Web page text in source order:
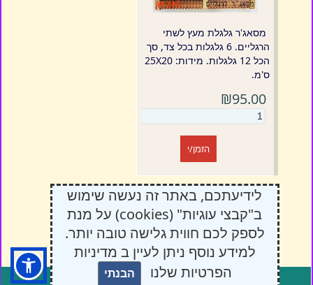
מסאג'ר גלגלת מעץ לשתי
הרגליים. 6 גלגלות בכל צד, סך
הכל 12 גלגלות. מידות: 25X20
ס'מ.
₪95.00
הזמן/י
מקום להתמהמה בו...
לידיעתכם, באתר זה נעשה שימוש
ב"קבצי עוגיות" (cookies) על מנת
לספק לכם חווית גלישה טובה יותר.
למידע נוסף ניתן לעיין ב מדיניות
הפרטיות שלנו
הבנתי